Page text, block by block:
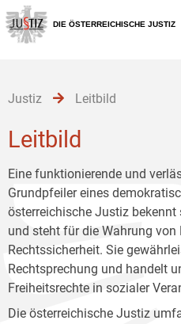
Zur
Hauptnavigation
[1]
Zum
Inhalt
[2]
Zum
Untermenü
[3]
DIE ÖSTERREICHISCHE JUSTIZ
Justiz Leitbild
Leitbild
Eine funktionierende und
Grundpfeiler eines
österreichische Justiz
und steht für die Wahrung von
Rechtssicherheit. Sie
Rechtsprechung und handelt
Freiheitsrechte in sozialer
Die österreichische Justiz